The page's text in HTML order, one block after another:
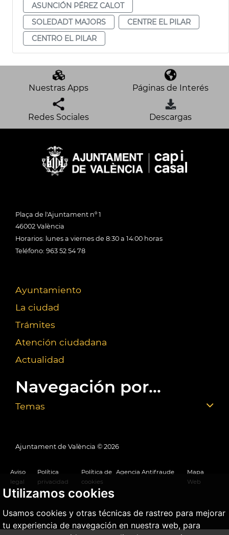
Utilizamos cookies
Usamos cookies y otras técnicas de rastreo para mejorar
tu experiencia de navegación en nuestra web, para
ASUNCIÓN PÉREZ CALOT
SOLEDADT MAJORS
CENTRE EL PILAR
CENTRO EL PILAR
Nuestras Apps Páginas de Interés
Redes Sociales Descargas
Plaça de l'Ajuntament nº 1
46002 València
Horarios: lunes a viernes de 8:30 a 14:00 horas
Teléfono: 963 52 54 78
Ayuntamiento
La ciudad
Trámites
Atención ciudadana
Actualidad
Navegación por...
Temas
Ajuntament de València © 2026
Aviso
legal
Política
privacidad
Política de
cookies
Agencia Antifraude
Mapa
Web